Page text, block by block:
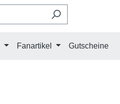
Fanartikel Gutscheine